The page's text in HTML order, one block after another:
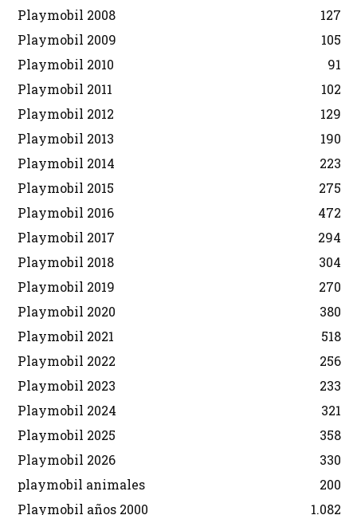
Playmobil 2008
127
Playmobil 2009
105
Playmobil 2010
91
Playmobil 2011
102
Playmobil 2012
129
Playmobil 2013
190
Playmobil 2014
223
Playmobil 2015
275
Playmobil 2016
472
Playmobil 2017
294
Playmobil 2018
304
Playmobil 2019
270
Playmobil 2020
380
Playmobil 2021
518
Playmobil 2022
256
Playmobil 2023
233
Playmobil 2024
321
Playmobil 2025
358
Playmobil 2026
330
playmobil animales
200
Playmobil años 2000
1.082